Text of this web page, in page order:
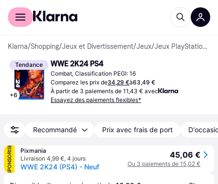
Acheter avec Klarna
Klarna/Shopping/Jeux et Divertissement/Jeux/ Jeux PlayStation 4
Tendance
+6
WWE 2K24 PS4
Combat, Classification PEGI: 16
Comparez les prix de34,29 €à63,49 €
À partir de 3 paiements de 11,43 € avec
Essayez des paiements flexibles*
Recommandé Prix avec frais de port
SPONSORISÉ
Pixmania
Livraison 4,99 €, 4 jours
WWE 2K24 (PS4) - Neuf
45,06 €
Ou 3 paiements de 15,02 €